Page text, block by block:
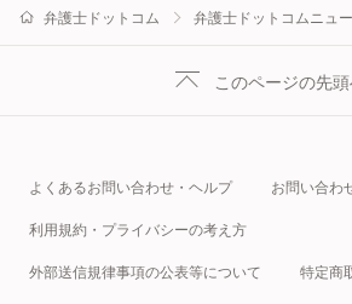
弁護士ドットコム 弁護士ドットコムニュ
このページの先
よくあるお問い合わせ・ヘルプ お問い合わ
利用規約・プライバシーの考え方
外部送信規律事項の公表等について 特定商